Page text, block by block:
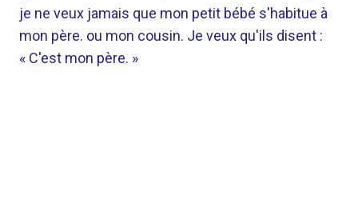
je ne veux jamais que mon petit bébé s'habitue à
mon père. ou mon cousin. Je veux qu'ils disent :
« C'est mon père. »